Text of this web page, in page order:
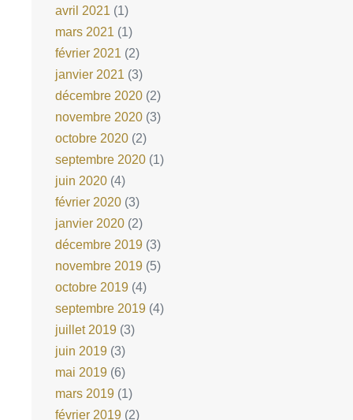
avril 2021 (1)
mars 2021 (1)
février 2021 (2)
janvier 2021 (3)
décembre 2020 (2)
novembre 2020 (3)
octobre 2020 (2)
septembre 2020 (1)
juin 2020 (4)
février 2020 (3)
janvier 2020 (2)
décembre 2019 (3)
novembre 2019 (5)
octobre 2019 (4)
septembre 2019 (4)
juillet 2019 (3)
juin 2019 (3)
mai 2019 (6)
mars 2019 (1)
février 2019 (2)